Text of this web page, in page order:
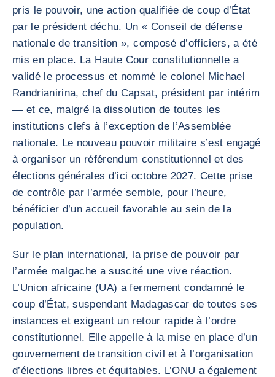
pris le pouvoir, une action qualifiée de coup d’État
par le président déchu. Un « Conseil de défense
nationale de transition », composé d’officiers, a été
mis en place. La Haute Cour constitutionnelle a
validé le processus et nommé le colonel Michael
Randrianirina, chef du Capsat, président par intérim
— et ce, malgré la dissolution de toutes les
institutions clefs à l’exception de l’Assemblée
nationale. Le nouveau pouvoir militaire s’est engagé
à organiser un référendum constitutionnel et des
élections générales d’ici octobre 2027. Cette prise
de contrôle par l’armée semble, pour l’heure,
bénéficier d’un accueil favorable au sein de la
population.
Sur le plan international, la prise de pouvoir par
l’armée malgache a suscité une vive réaction.
L’Union africaine (UA) a fermement condamné le
coup d’État, suspendant Madagascar de toutes ses
instances et exigeant un retour rapide à l’ordre
constitutionnel. Elle appelle à la mise en place d’un
gouvernement de transition civil et à l’organisation
d’élections libres et équitables. L’ONU a également